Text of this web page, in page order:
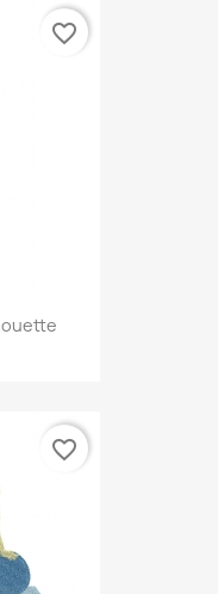
favorite_border
favorite_border